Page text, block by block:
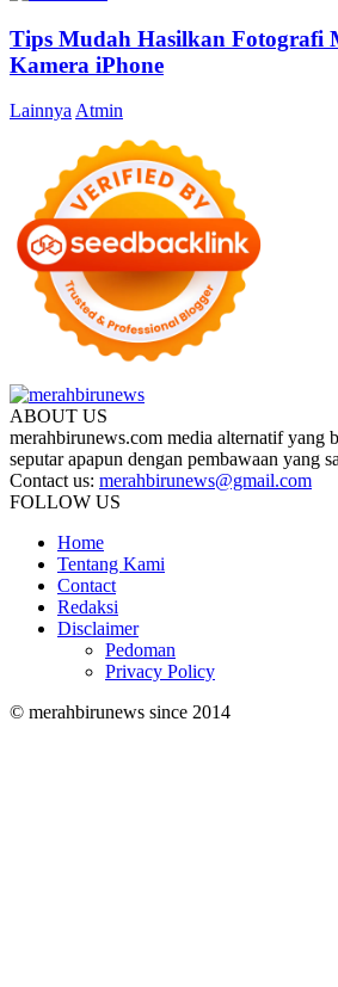
Tips Mudah Hasilkan Fotografi
Kamera iPhone
Lainnya Atmin
ABOUT US
merahbirunews.com media alternatif yang
seputar apapun dengan pembawaan yang
Contact us: merahbirunews@gmail.com
FOLLOW US
Home
Tentang Kami
Contact
Redaksi
Disclaimer
Pedoman
Privacy Policy
© merahbirunews since 2014